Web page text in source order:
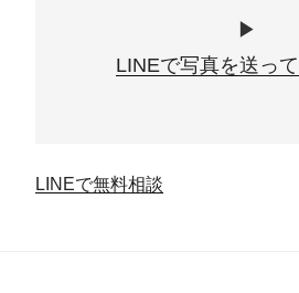
▶
LINEで写真を送っ
LINEで無料相談